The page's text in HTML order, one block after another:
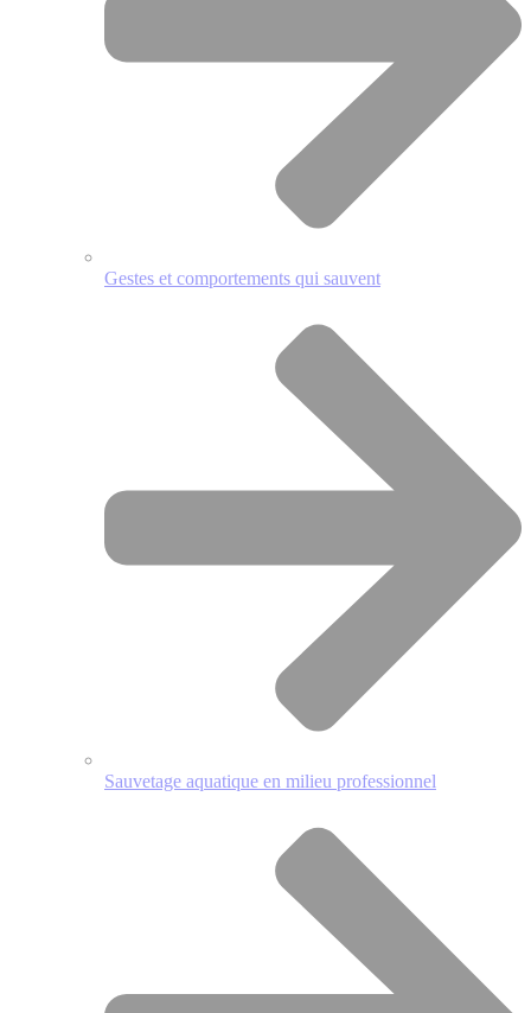
Gestes et comportements qui sauvent
Sauvetage aquatique en milieu professionnel